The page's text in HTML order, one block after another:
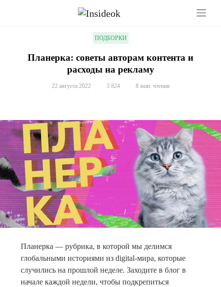
ПОДБОРКИ
Планерка: советы авторам контента и
расходы на рекламу
22 августа 2022 3 824 8 мин. чтения
Планерка — рубрика, в которой мы делимся
глобальными историями из digital-мира, которые
случились на прошлой неделе. Заходите в блог в
начале каждой недели, чтобы подкрепиться